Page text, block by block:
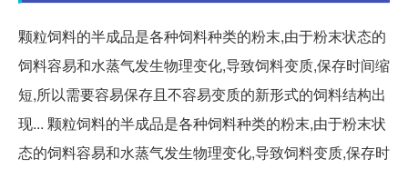
颗粒饲料的半成品是各种饲料种类的粉末,由于粉末状态的
饲料容易和水蒸气发生物理变化,导致饲料变质,保存时间缩
短,所以需要容易保存且不容易变质的新形式的饲料结构出
现... 颗粒饲料的半成品是各种饲料种类的粉末,由于粉末状
态的饲料容易和水蒸气发生物理变化,导致饲料变质,保存时